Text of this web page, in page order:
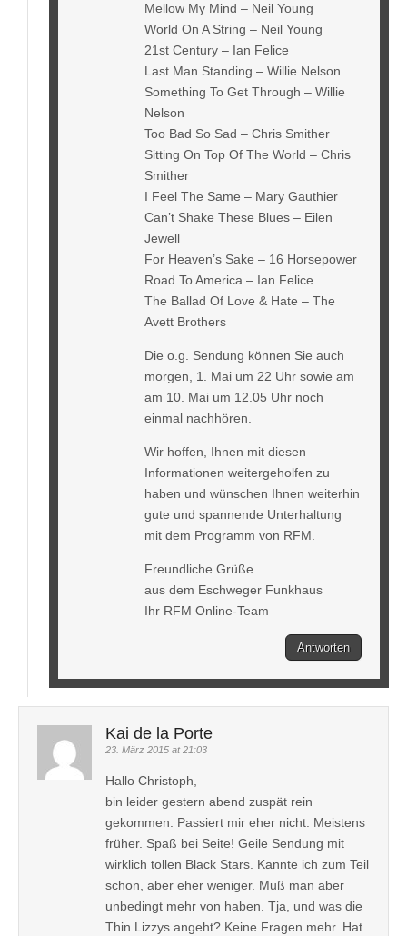
Mellow My Mind – Neil Young
World On A String – Neil Young
21st Century – Ian Felice
Last Man Standing – Willie Nelson
Something To Get Through – Willie
Nelson
Too Bad So Sad – Chris Smither
Sitting On Top Of The World – Chris
Smither
I Feel The Same – Mary Gauthier
Can’t Shake These Blues – Eilen
Jewell
For Heaven’s Sake – 16 Horsepower
Road To America – Ian Felice
The Ballad Of Love & Hate – The
Avett Brothers
Die o.g. Sendung können Sie auch
morgen, 1. Mai um 22 Uhr sowie am
am 10. Mai um 12.05 Uhr noch
einmal nachhören.
Wir hoffen, Ihnen mit diesen
Informationen weitergeholfen zu
haben und wünschen Ihnen weiterhin
gute und spannende Unterhaltung
mit dem Programm von RFM.
Freundliche Grüße
aus dem Eschweger Funkhaus
Ihr RFM Online-Team
Antworten
Kai de la Porte
23. März 2015 at 21:03
Hallo Christoph,
bin leider gestern abend zuspät rein
gekommen. Passiert mir eher nicht. Meistens
früher. Spaß bei Seite! Geile Sendung mit
wirklich tollen Black Stars. Kannte ich zum Teil
schon, aber eher weniger. Muß man aber
unbedingt mehr von haben. Tja, und was die
Thin Lizzys angeht? Keine Fragen mehr. Hat